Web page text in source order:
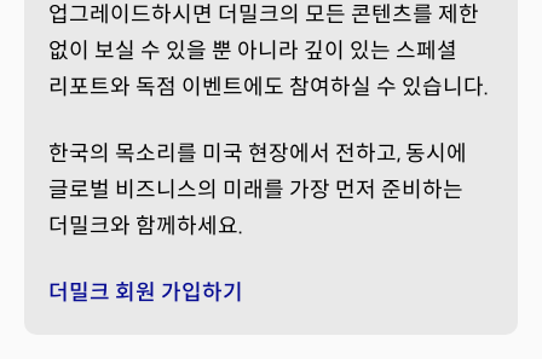
업그레이드하시면 더밀크의 모든 콘텐츠를 제한
없이 보실 수 있을 뿐 아니라 깊이 있는 스페셜
리포트와 독점 이벤트에도 참여하실 수 있습니다.
한국의 목소리를 미국 현장에서 전하고, 동시에
글로벌 비즈니스의 미래를 가장 먼저 준비하는
더밀크와 함께하세요.
더밀크 회원 가입하기